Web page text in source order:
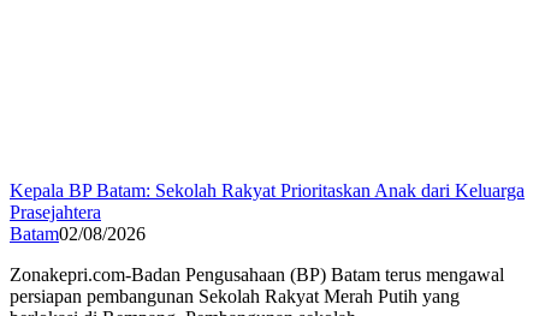
Kepala BP Batam: Sekolah Rakyat Prioritaskan Anak dari Keluarga
Prasejahtera
Batam02/08/2026
Zonakepri.com-Badan Pengusahaan (BP) Batam terus mengawal
persiapan pembangunan Sekolah Rakyat Merah Putih yang